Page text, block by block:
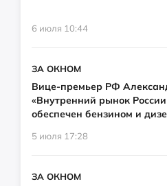
6 июля 10:44
ЗА ОКНОМ
Вице-премьер РФ
«Внутренний рынок
обеспечен бензином и
5 июля 17:28
ЗА ОКНОМ